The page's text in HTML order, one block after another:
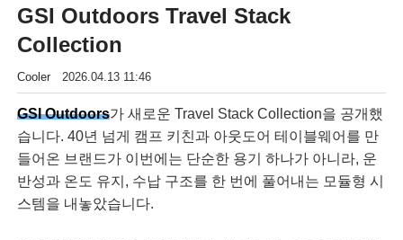
GSI Outdoors Travel Stack
Collection
Cooler 2026.04.13 11:46
GSI Outdoors가 새로운 Travel Stack Collection을 공개했
습니다. 40년 넘게 캠프 키친과 아웃도어 테이블웨어를 만
들어온 브랜드가 이번에는 단순한 용기 하나가 아니라, 운
반성과 온도 유지, 수납 구조를 한 번에 풀어내는 모듈형 시
스템을 내놓았습니다.